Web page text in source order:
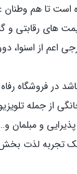
تا هم وطنان
های رقابتی و
از اسنوا،
در فروشگاه
از جمله
و مبلمان
تجربه لذت بخش